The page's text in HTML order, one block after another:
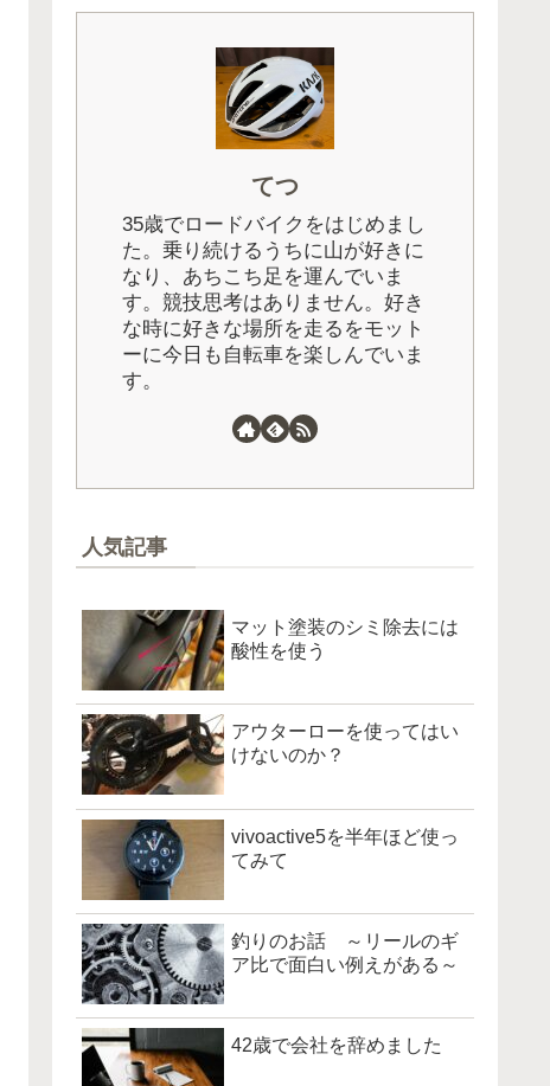
てつ
35歳でロードバイクをはじめまし
た。乗り続けるうちに山が好きに
なり、あちこち足を運んでいま
す。競技思考はありません。好き
な時に好きな場所を走るをモット
ーに今日も自転車を楽しんでいま
す。
人気記事
マット塗装のシミ除去には
酸性を使う
アウターローを使ってはい
けないのか？
vivoactive5を半年ほど使っ
てみて
釣りのお話 ～リールのギ
ア比で面白い例えがある～
42歳で会社を辞めました